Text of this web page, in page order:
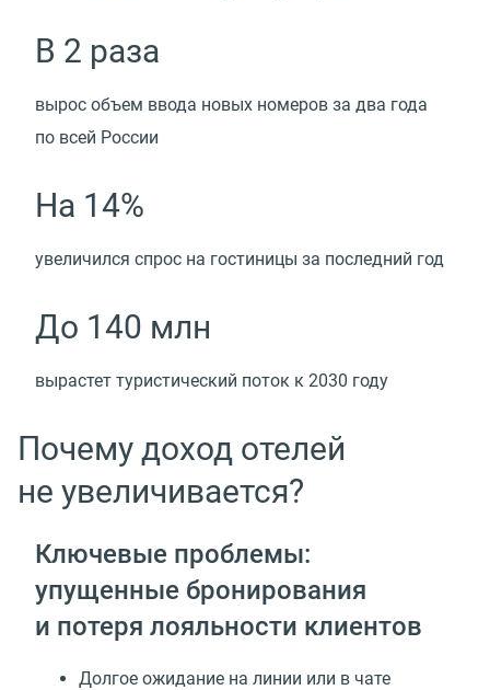
В 2 раза
вырос объем ввода новых номеров за два года
по всей России
На 14%
увеличился спрос на гостиницы за последний год
До 140 млн
вырастет туристический поток к 2030 году
Почему доход отелей
не увеличивается?
Ключевые проблемы:
упущенные бронирования
и потеря лояльности клиентов
Долгое ожидание на линии или в чате